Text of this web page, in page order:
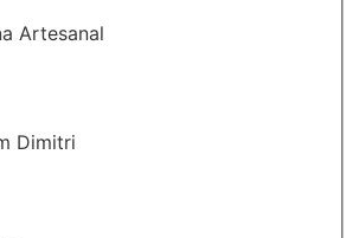
Artesanal
Dimitri